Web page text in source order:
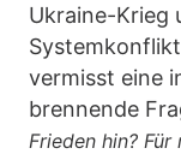
Ukraine-Krieg
vermisst eine
brennende
Frieden hin?